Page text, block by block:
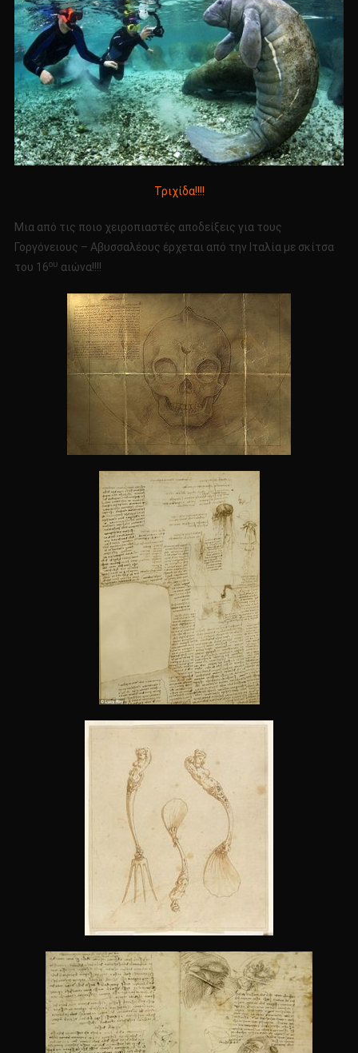
Τριχίδα!!!!
Μια από τις ποιο χειροπιαστές αποδείξεις για τους
Γοργόνειους – Αβυσσαλέους έρχεται από την Ιταλία με σκίτσα
του 16ου αιώνα!!!!